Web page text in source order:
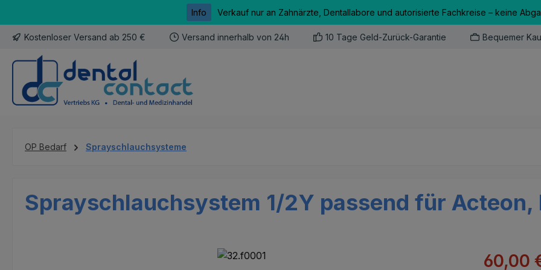
Info Verkauf nur an Zahnärzte, Dentallabore und autorisierte Fachkreise – keine
Kostenloser Versand ab 250 € Versand innerhalb von 24h 10 Tage Geld-Zurück-Garantie Bequemer
OP Bedarf Sprayschlauchsysteme
Sprayschlauchsystem 1/2Y passend für Acteon,
60,00